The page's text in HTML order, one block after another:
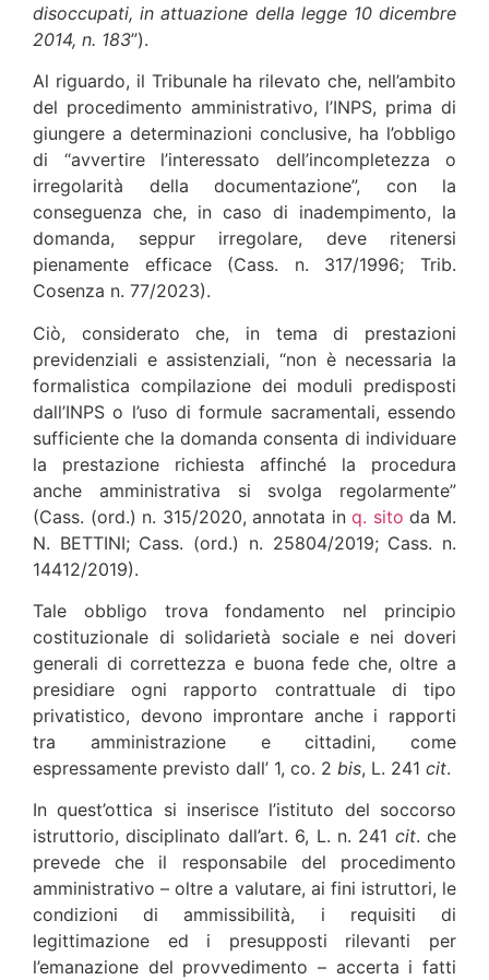
disoccupati, in attuazione della legge 10 dicembre
2014, n. 183”).
Al riguardo, il Tribunale ha rilevato che, nell’ambito
del procedimento amministrativo, l’INPS, prima di
giungere a determinazioni conclusive, ha l’obbligo
di “avvertire l’interessato dell’incompletezza o
irregolarità della documentazione”, con la
conseguenza che, in caso di inadempimento, la
domanda, seppur irregolare, deve ritenersi
pienamente efficace (Cass. n. 317/1996; Trib.
Cosenza n. 77/2023).
Ciò, considerato che, in tema di prestazioni
previdenziali e assistenziali, “non è necessaria la
formalistica compilazione dei moduli predisposti
dall’INPS o l’uso di formule sacramentali, essendo
sufficiente che la domanda consenta di individuare
la prestazione richiesta affinché la procedura
anche amministrativa si svolga regolarmente”
(Cass. (ord.) n. 315/2020, annotata inq. sito da M.
N. BETTINI; Cass. (ord.) n. 25804/2019; Cass. n.
14412/2019).
Tale obbligo trova fondamento nel principio
costituzionale di solidarietà sociale e nei doveri
generali di correttezza e buona fede che, oltre a
presidiare ogni rapporto contrattuale di tipo
privatistico, devono improntare anche i rapporti
tra amministrazione e cittadini, come
espressamente previsto dall’ 1, co. 2 bis, L. 241 cit.
In quest’ottica si inserisce l’istituto del soccorso
istruttorio, disciplinato dall’art. 6, L. n. 241 cit. che
prevede che il responsabile del procedimento
amministrativo – oltre a valutare, ai fini istruttori, le
condizioni di ammissibilità, i requisiti di
legittimazione ed i presupposti rilevanti per
l’emanazione del provvedimento – accerta i fatti